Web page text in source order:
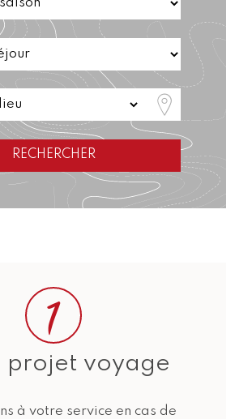
1
projet voyage
à votre service en cas de